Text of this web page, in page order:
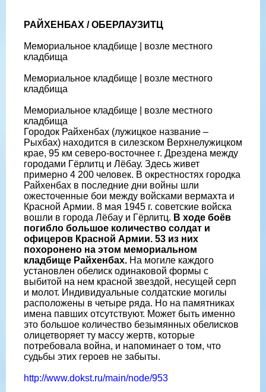
РАЙХЕНБАХ / ОБЕРЛАУЗИТЦ
Мемориальное кладбище | возле местного
кладбища
Мемориальное кладбище | возле местного
кладбища
Мемориальное кладбище | возле местного
кладбища
Городок Райхенбах (лужицкое название –
Рыхбах) находится в силезском Верхнелужицком
крае, 95 км северо-восточнее г. Дрездена между
городами Гёрлитц и Лёбау. Здесь живет
примерно 4 200 человек. В окрестностях городка
Райхенбах в последние дни войны шли
ожесточенные бои между войсками вермахта и
Красной Армии. 8 мая 1945 г. советские войска
вошли в города Лёбау и Гёрлитц. В ходе боёв
погибло большое количество солдат и
офицеров Красной Армии. 53 из них
похоронено на этом мемориальном
кладбище Райхенбах. На могиле каждого
установлен обелиск одинаковой формы с
выбитой на нем красной звездой, несущей серп
и молот. Индивидуальные солдатские могилы
расположены в четыре ряда. Но на памятниках
имена павших отсутствуют. Может быть именно
это большое количество безымянных обелисков
олицетворяет ту массу жертв, которые
потребовала война, и напоминает о том, что
судьбы этих героев не забыты.
http://www.dokst.ru/main/node/953